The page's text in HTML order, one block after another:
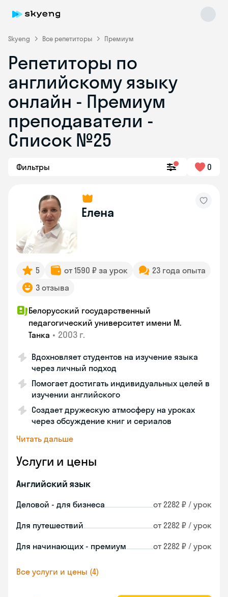
Skyeng Все репетиторы Премиум
Репетиторы по
английскому языку
онлайн - Премиум
преподаватели -
Список №25
Фильтры 0
Елена
5 от 1590 ₽ за урок
23 года опыта
3 отзыва
Белорусский государственный
педагогический университет имени М.
Танка • 2003 г.
Вдохновляет студентов на изучение языка
через личный подход
Помогает достигать индивидуальных целей в
изучении английского
Создает дружескую атмосферу на уроках
через обсуждение книг и сериалов
Читать дальше
Услуги и цены
Английский язык
Деловой - для бизнеса от 2282 ₽ / урок
Для путешествий от 2282 ₽ / урок
Для начинающих - премиум от 2282 ₽ / урок
Все услуги и цены (4)
Skyeng Chat
online